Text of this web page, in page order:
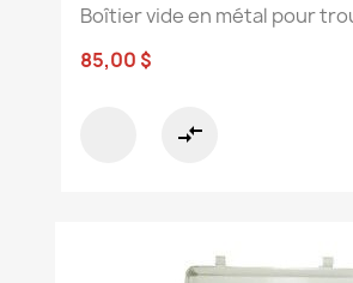
Boîtier vide en métal pour
85,00 $
compare_arrows